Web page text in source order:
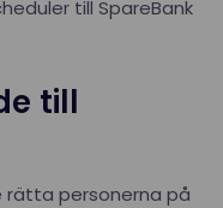
till SpareBank
till
rätta personerna på